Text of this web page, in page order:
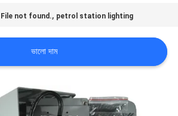
File not found., petrol station lighting
ভালো দাম